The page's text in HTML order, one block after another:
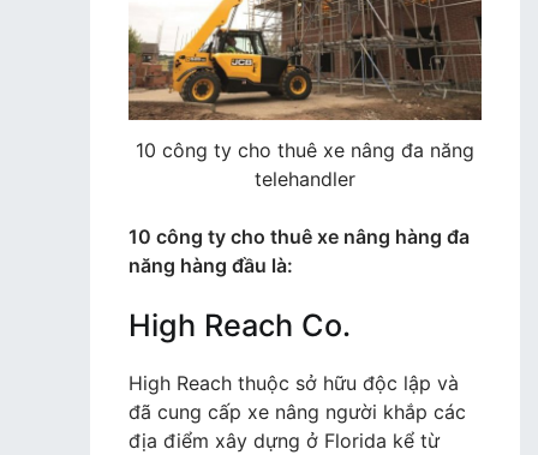
10 công ty cho thuê xe nâng đa năng
telehandler
10 công ty cho thuê xe nâng hàng đa
năng hàng đầu là:
High Reach Co.
High Reach thuộc sở hữu độc lập và
đã cung cấp xe nâng người khắp các
địa điểm xây dựng ở Florida kể từ